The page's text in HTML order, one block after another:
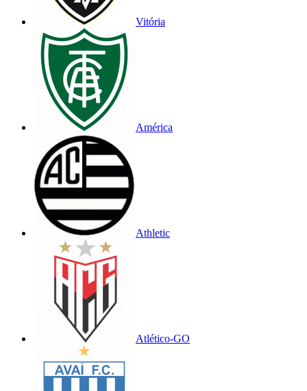
Vitória
América
Athletic
Atlético-GO